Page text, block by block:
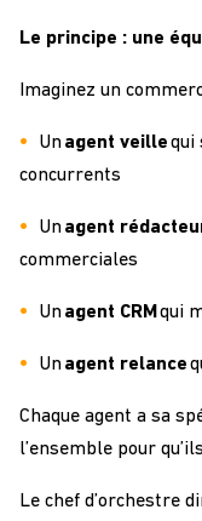
Le principe : une
Imaginez un
Un agent veillequi
concurrents
Un agent
commerciales
Un agent CRM qui
Un agent relance
Chaque agent a sa
l’ensemble pour
Le chef d’orchestre